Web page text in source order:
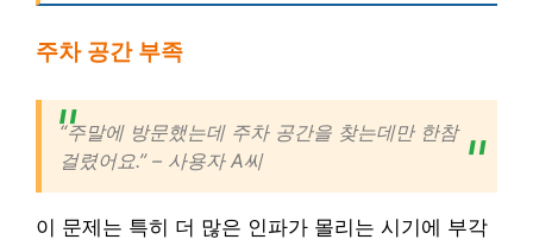
주차 공간 부족
“주말에 방문했는데 주차 공간을 찾는데만 한참
걸렸어요.” – 사용자 A씨
이 문제는 특히 더 많은 인파가 몰리는 시기에 부각